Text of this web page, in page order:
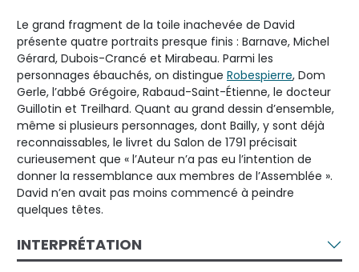
Le grand fragment de la toile inachevée de David
présente quatre portraits presque finis : Barnave, Michel
Gérard, Dubois-Crancé et Mirabeau. Parmi les
personnages ébauchés, on distingue Robespierre, Dom
Gerle, l’abbé Grégoire, Rabaud-Saint-Étienne, le docteur
Guillotin et Treilhard. Quant au grand dessin d’ensemble,
même si plusieurs personnages, dont Bailly, y sont déjà
reconnaissables, le livret du Salon de 1791 précisait
curieusement que « l’Auteur n’a pas eu l’intention de
donner la ressemblance aux membres de l’Assemblée ».
David n’en avait pas moins commencé à peindre
quelques têtes.
INTERPRÉTATION